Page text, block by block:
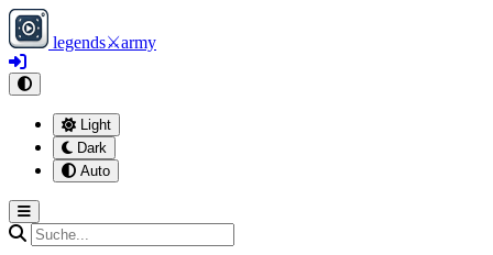
legends⚔army
Light
Dark
Auto